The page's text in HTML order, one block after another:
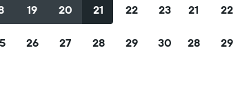
19 20 21 22 23
26 27 28 29 30
21 22
28 29